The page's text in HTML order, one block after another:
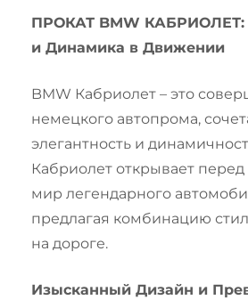
ПРОКАТ BMW КАБРИОЛЕТ:
и Динамика в Движении
BMW Кабриолет – это
немецкого автопрома,
элегантность и
Кабриолет открывает
мир легендарного
предлагая комбинацию
на дороге.
Изысканный Дизайн и